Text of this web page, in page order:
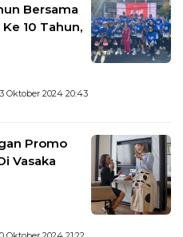
Bersama
10 Tahun,
Oktober 2024 20:43
Promo
Vasaka